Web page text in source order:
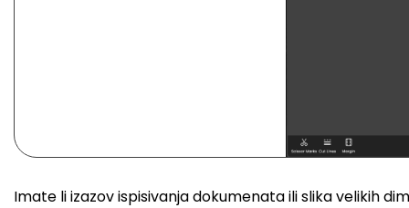
Imate li izazov ispisivanja dokumenata ili slika velikih